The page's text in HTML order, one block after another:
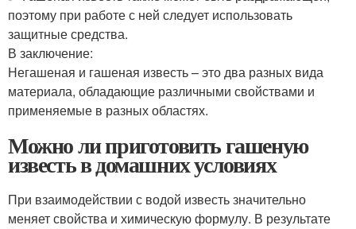
поэтому при работе с ней следует использовать
защитные средства.
В заключение:
Негашеная и гашеная известь – это два разных вида
материала, обладающие различными свойствами и
применяемые в разных областях.
Можно ли приготовить гашеную
известь в домашних условиях
При взаимодействии с водой известь значительно
меняет свойства и химическую формулу. В результате